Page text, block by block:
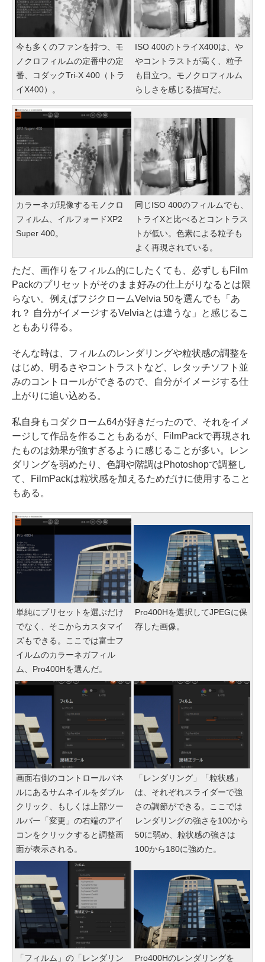
今も多くのファンを持つ、モ
ノクロフィルムの定番中の定
番、コダックTri-X 400（トラ
イX400）。
ISO 400のトライX400は、や
やコントラストが高く、粒子
も目立つ。モノクロフィルム
らしさを感じる描写だ。
カラーネガ現像するモノクロ
フィルム、イルフォードXP2
Super 400。
同じISO 400のフィルムでも、
トライXと比べるとコントラス
トが低い。色素による粒子も
よく再現されている。
ただ、画作りをフィルム的にしたくても、必ずしもFilm
Packのプリセットがそのまま好みの仕上がりなるとは限
らない。例えばフジクロームVelvia 50を選んでも「あ
れ？ 自分がイメージするVelviaとは違うな」と感じるこ
ともあり得る。
そんな時は、フィルムのレンダリングや粒状感の調整を
はじめ、明るさやコントラストなど、レタッチソフト並
みのコントロールができるので、自分がイメージする仕
上がりに追い込める。
私自身もコダクローム64が好きだったので、それをイメ
ージして作品を作ることもあるが、FilmPackで再現され
たものは効果が強すぎるように感じることが多い。レン
ダリングを弱めたり、色調や階調はPhotoshopで調整し
て、FilmPackは粒状感を加えるためだけに使用すること
もある。
単純にプリセットを選ぶだけ
でなく、そこからカスタマイ
ズもできる。ここでは富士フ
イルムのカラーネガフィル
ム、Pro400Hを選んだ。
Pro400Hを選択してJPEGに保
存した画像。
画面右側のコントロールパネ
ルにあるサムネイルをダブル
クリック、もしくは上部ツー
ルバー「変更」の右端のアイ
コンをクリックすると調整画
面が表示される。
「レンダリング」「粒状感」
は、それぞれスライダーで強
さの調節ができる。ここでは
レンダリングの強さを100から
50に弱め、粒状感の強さは
100から180に強めた。
「フィルム」の「レンダリン Pro400Hのレンダリングを